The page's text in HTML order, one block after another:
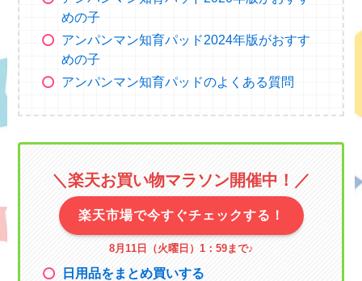
めの子
アンパンマン知育パッド2024年版がおすす
めの子
アンパンマン知育パッドのよくある質問
＼楽天お買い物マラソン開催中！／
楽天市場で今すぐチェックする！
8月11日（火曜日）1：59まで♪
日用品をまとめ買いする